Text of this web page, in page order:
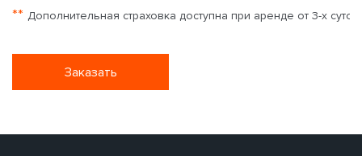
** Дополнительная страховка доступна при аренде от 3-х суток
Заказать